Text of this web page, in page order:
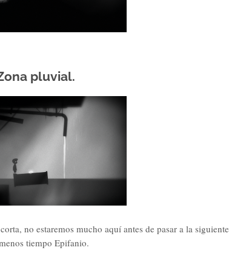
pluvial.
no estaremos mucho aquí antes de pasar a la siguiente
tiempo Epifanio.